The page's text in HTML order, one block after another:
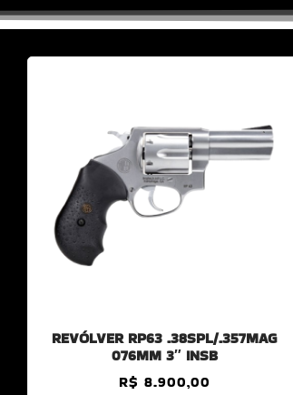
REVÓLVER RP63 .38SPL/.357MAG
076MM 3″ INSB
R$ 8.900,00